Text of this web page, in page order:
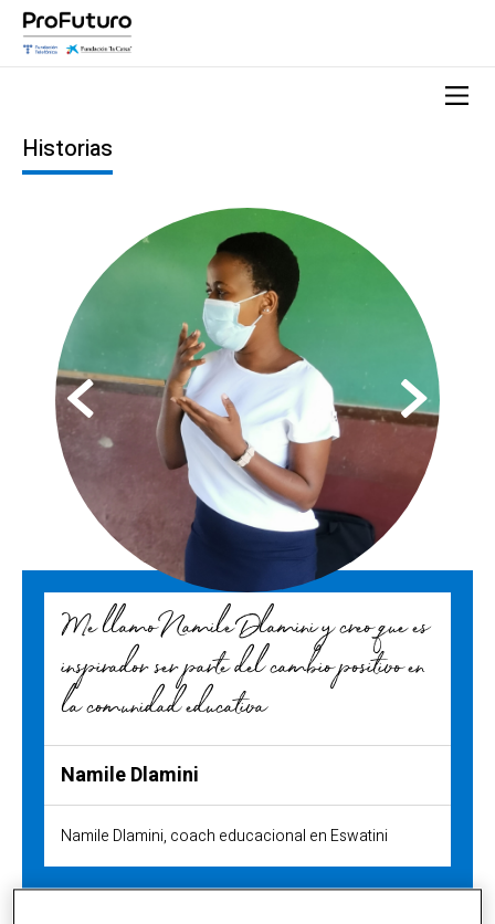
Historias
Me llamo Namile Dlamini y creo que es
inspirador ser parte del cambio positivo en
la comunidad educativa
Namile Dlamini
Namile Dlamini, coach educacional en Eswatini